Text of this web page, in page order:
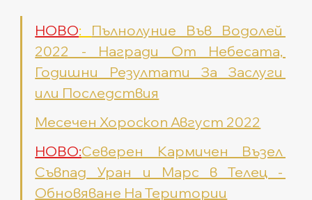
НОВО: Пълнолуние Във Водолей
2022 - Награди От Небесата,
Годишни Резултати За Заслуги
или Последствия
Месечен Хороскоп Август 2022
НОВО:Северен Кармичен Възел
Съвпад Уран и Марс в Телец -
Обновяване На Територии